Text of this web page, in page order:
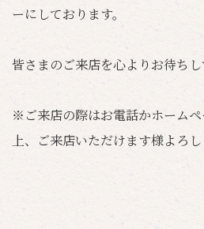
ーにしております。
皆さまのご来店を心よりお待ちし
※ご来店の際はお電話かホーム
上、ご来店いただけます様よろ